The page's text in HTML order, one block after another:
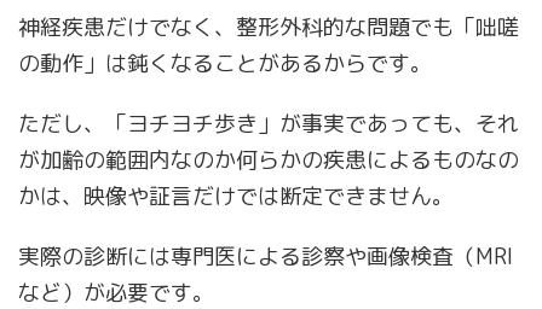
神経疾患だけでなく、整形外科的な問題でも「咄嗟
の動作」は鈍くなることがあるからです。
ただし、「ヨチヨチ歩き」が事実であっても、それ
が加齢の範囲内なのか何らかの疾患によるものなの
かは、映像や証言だけでは断定できません。
実際の診断には専門医による診察や画像検査（MRI
など）が必要です。